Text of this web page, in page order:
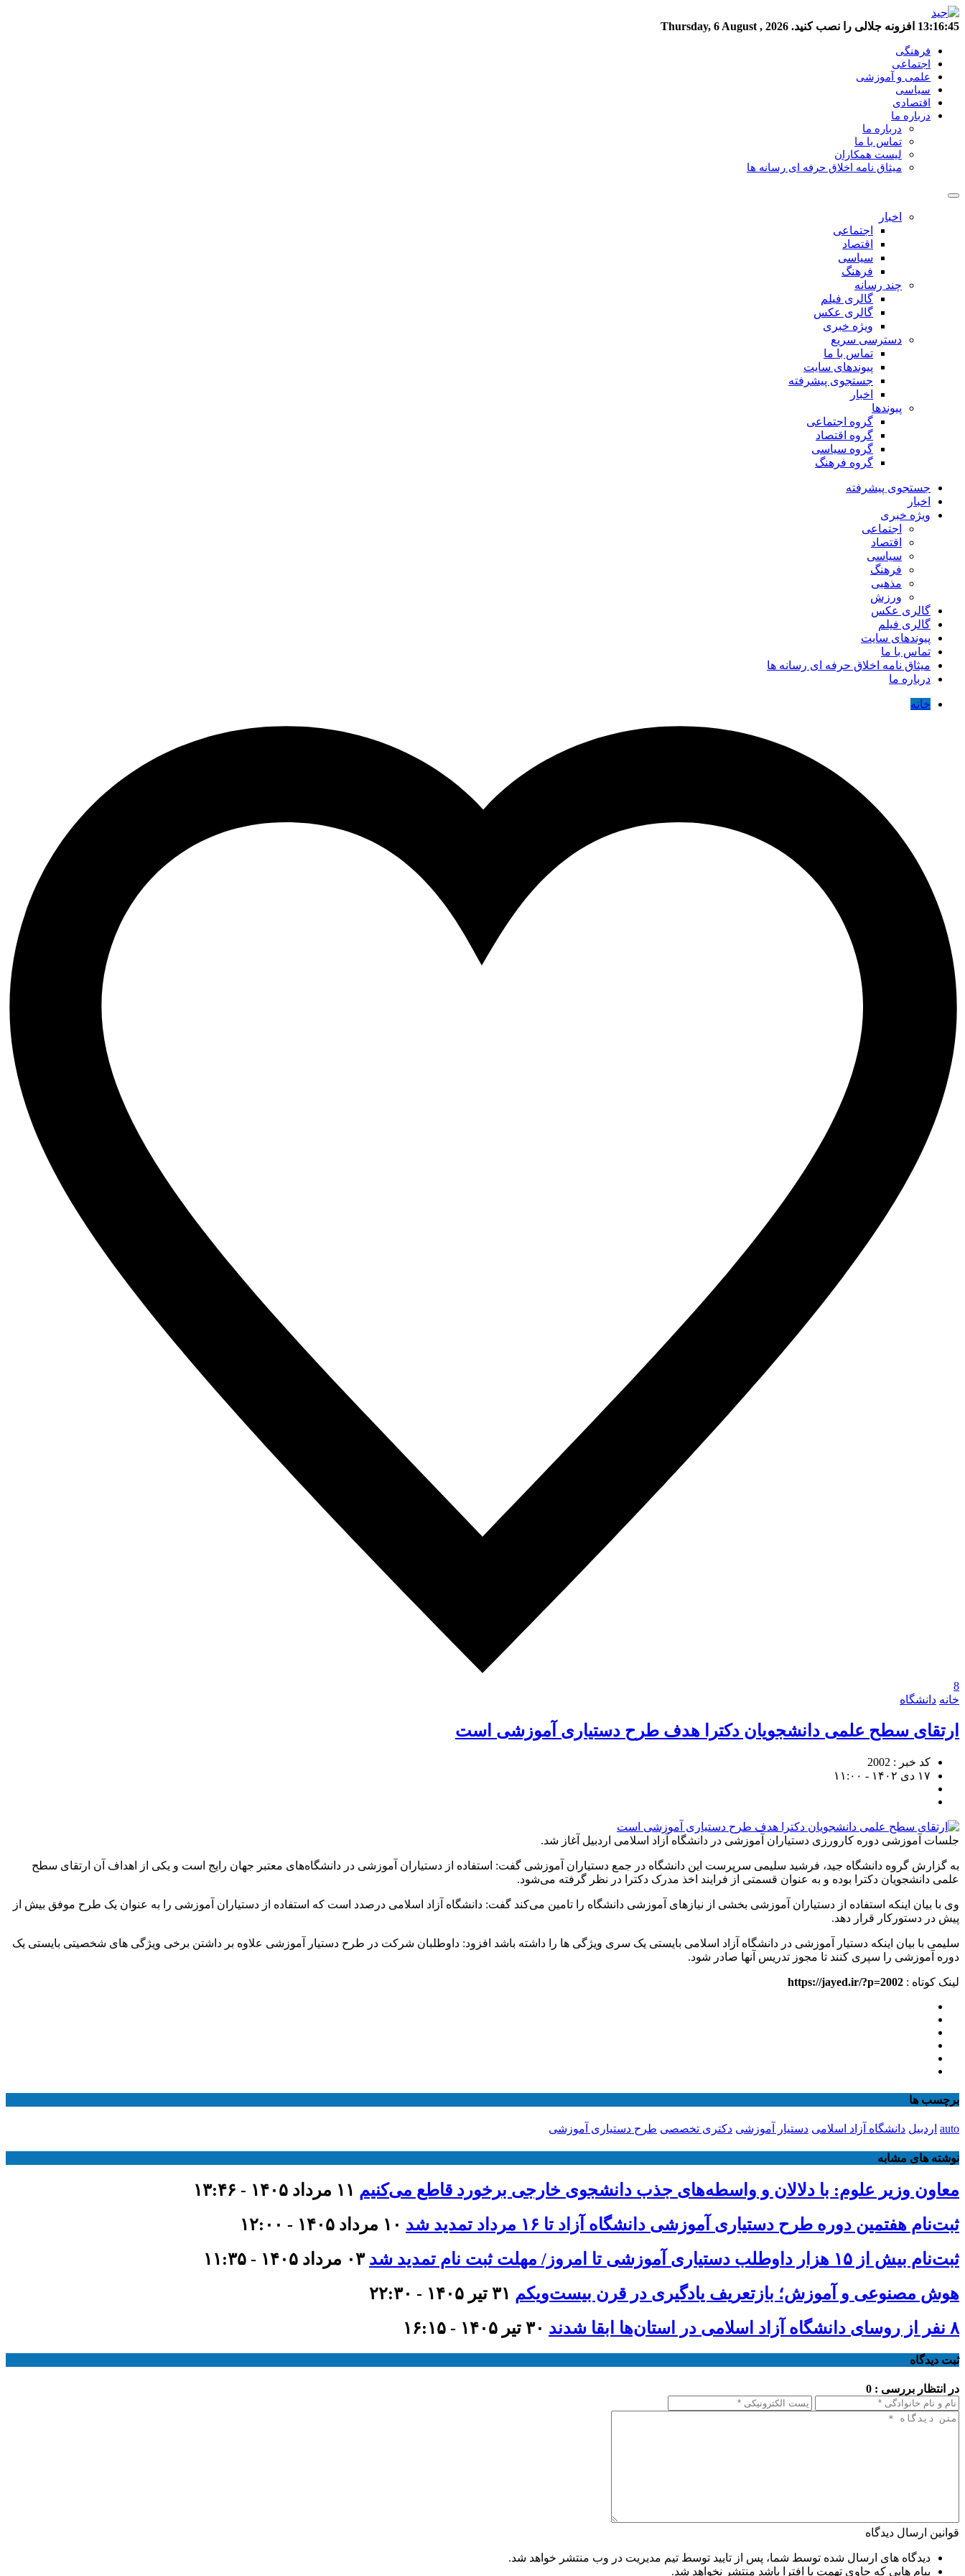
13:16:46 افزونه جلالی را نصب کنید. Thursday, 6 August , 2026
فرهنگی
اجتماعی
علمی و آموزشی
سیاسی
اقتصادی
درباره ما
درباره ما
تماس با ما
لیست همکاران
میثاق نامه اخلاق حرفه ای رسانه ها
اخبار
اجتماعی
اقتصاد
سیاسی
فرهنگ
چند رسانه
گالری فیلم
گالری عکس
ویژه خبری
دسترسی سریع
تماس با ما
پیوندهای سایت
جستجوی پیشرفته
اخبار
پیوندها
گروه اجتماعی
گروه اقتصاد
گروه سیاسی
گروه فرهنگ
جستجوی پیشرفته
اخبار
ویژه خبری
اجتماعی
اقتصاد
سیاسی
فرهنگ
مذهبی
ورزش
گالری عکس
گالری فیلم
پیوندهای سایت
تماس با ما
میثاق نامه اخلاق حرفه ای رسانه ها
درباره ما
خانه
8
خانه دانشگاه
ارتقای سطح علمی دانشجویان دکترا هدف طرح دستیاری آموزشی است
کد خبر : 2002
۱۷ دی ۱۴۰۲ - ۱۱:۰۰
جلسات آموزشی دوره کارورزی دستیاران آموزشی در دانشگاه آزاد اسلامی اردبیل آغاز شد.
به گزارش گروه دانشگاه جید، فرشید سلیمی سرپرست این دانشگاه در جمع دستیاران آموزشی گفت: استفاده از دستیاران آموزشی در دانشگاه‌های معتبر جهان رایج است و یکی از اهداف آن ارتقای سطح
علمی دانشجویان دکترا بوده و به عنوان قسمتی از فرایند اخذ مدرک دکترا در نظر گرفته می‌شود.
وی با بیان اینکه استفاده از دستیاران آموزشی بخشی از نیازهای آموزشی دانشگاه را تامین می‌کند گفت: دانشگاه آزاد اسلامی درصدد است که استفاده از دستیاران آموزشی را به عنوان یک طرح موفق بیش از
پیش در دستورکار قرار دهد.
سلیمی با بیان اینکه دستیار آموزشی در دانشگاه آزاد اسلامی بایستی یک سری ویژگی ها را داشته باشد افزود: داوطلبان شرکت در طرح دستیار آموزشی علاوه بر داشتن برخی ویژگی های شخصیتی بایستی یک
دوره آموزشی را سپری کنند تا مجوز تدریس آنها صادر شود.
لینک کوتاه : https://jayed.ir/?p=2002
برچسب ها
auto اردبیل دانشگاه آزاد اسلامی دستیار آموزشی دکتری تخصصی طرح دستیاری آموزشی
نوشته های مشابه
معاون وزیر علوم: با دلالان و واسطه‌های جذب دانشجوی خارجی برخورد قاطع می‌کنیم ۱۱ مرداد ۱۴۰۵ - ۱۳:۴۶
ثبت‌نام هفتمین دوره طرح دستیاری آموزشی دانشگاه آزاد تا ۱۶ مرداد تمدید شد
۱۰ مرداد ۱۴۰۵ - ۱۲:۰۰
ثبت‌نام بیش از ۱۵ هزار داوطلب دستیاری آموزشی تا امروز/ مهلت ثبت نام تمدید شد
۰۳ مرداد ۱۴۰۵ - ۱۱:۳۵
هوش مصنوعی و آموزش؛ بازتعریف یادگیری در قرن بیست‌ویکم ۳۱ تیر ۱۴۰۵ - ۲۲:۳۰
۸ نفر از روسای دانشگاه آزاد اسلامی در استان‌ها ابقا شدند
۳۰ تیر ۱۴۰۵ - ۱۶:۱۵
ثبت دیدگاه
در انتظار بررسی : 0
قوانین ارسال دیدگاه
دیدگاه های ارسال شده توسط شما، پس از تایید توسط تیم مدیریت در وب منتشر خواهد شد.
پیام هایی که حاوی تهمت یا افترا باشد منتشر نخواهد شد.